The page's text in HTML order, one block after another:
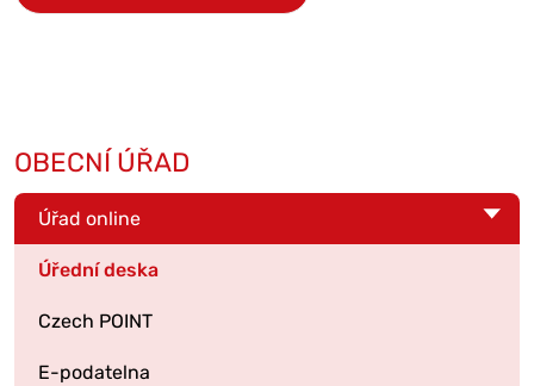
OBECNÍ ÚŘAD
Úřad online
Úřední deska
Czech POINT
E-podatelna